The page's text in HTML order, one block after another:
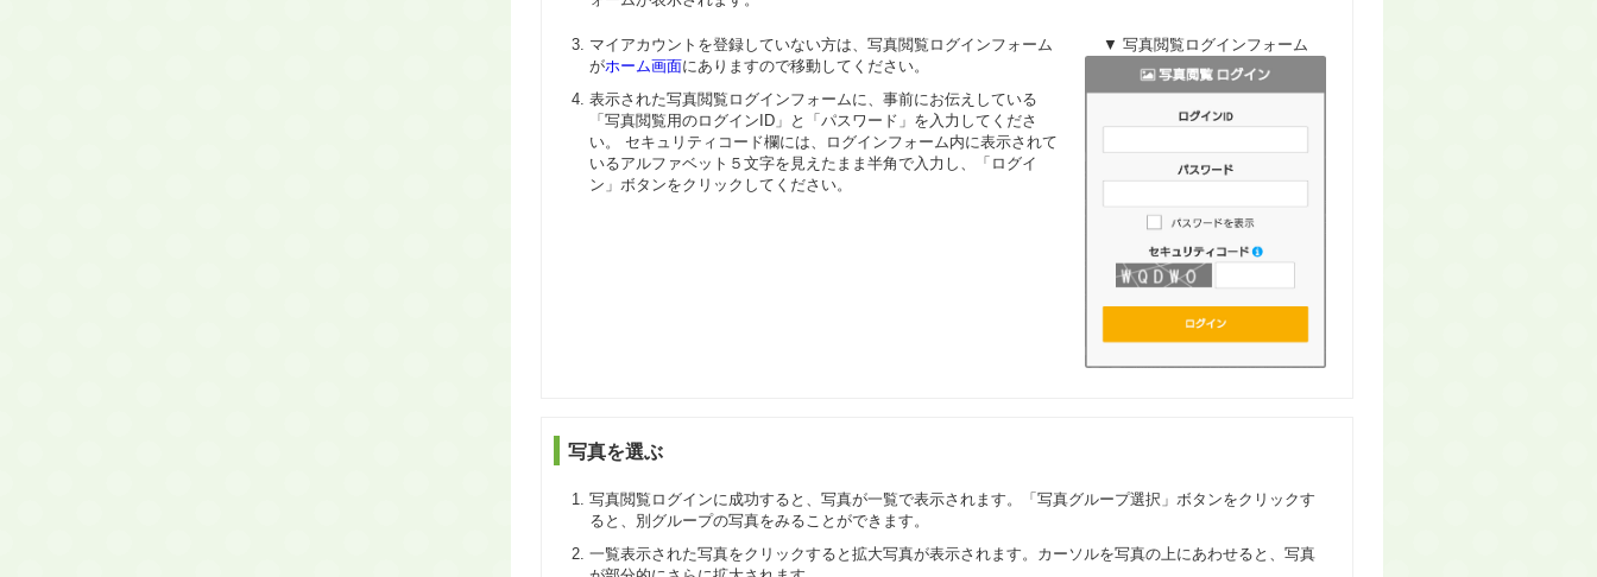
マイアカウントを登録していない方は、写真閲覧ログインフォーム
がホーム画面にありますので移動してください。
表示された写真閲覧ログインフォームに、事前にお伝えしている
「写真閲覧用のログインID」と「パスワード」を入力してくださ
い。 セキュリティコード欄には、ログインフォーム内に表示されて
いるアルファベット５文字を見えたまま半角で入力し、「ログイ
ン」ボタンをクリックしてください。
▼ 写真閲覧ログインフォーム
写真を選ぶ
写真閲覧ログインに成功すると、写真が一覧で表示されます。「写真グループ選択」ボタンをクリックす
ると、別グループの写真をみることができます。
一覧表示された写真をクリックすると拡大写真が表示されます。カーソルを写真の上にあわせると、写真